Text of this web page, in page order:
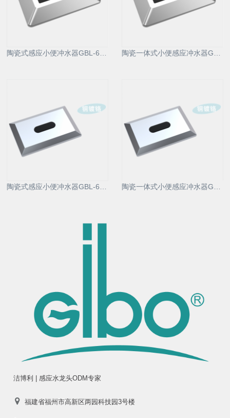
洁博利 | 感应水龙头ODM专家
福建省福州市高新区两园科技园3号楼